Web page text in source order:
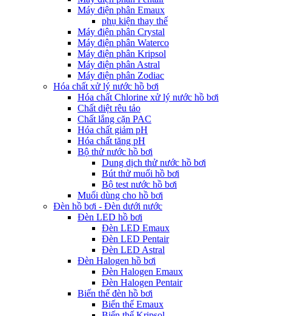
Máy điện phân Emaux
phụ kiện thay thế
Máy điện phân Crystal
Máy điện phân Waterco
Máy điện phân Kripsol
Máy điện phân Astral
Máy điện phân Zodiac
Hóa chất xử lý nước hồ bơi
Hóa chất Chlorine xử lý nước hồ bơi
Chất diệt rêu tảo
Chất lắng cặn PAC
Hóa chất giảm pH
Hóa chất tăng pH
Bộ thử nước hồ bơi
Dung dịch thử nước hồ bơi
Bút thử muối hồ bơi
Bộ test nước hồ bơi
Muối dùng cho hồ bơi
Đèn hồ bơi - Đèn dưới nước
Đèn LED hồ bơi
Đèn LED Emaux
Đèn LED Pentair
Đèn LED Astral
Đèn Halogen hồ bơi
Đèn Halogen Emaux
Đèn Halogen Pentair
Biến thế đèn hồ bơi
Biến thế Emaux